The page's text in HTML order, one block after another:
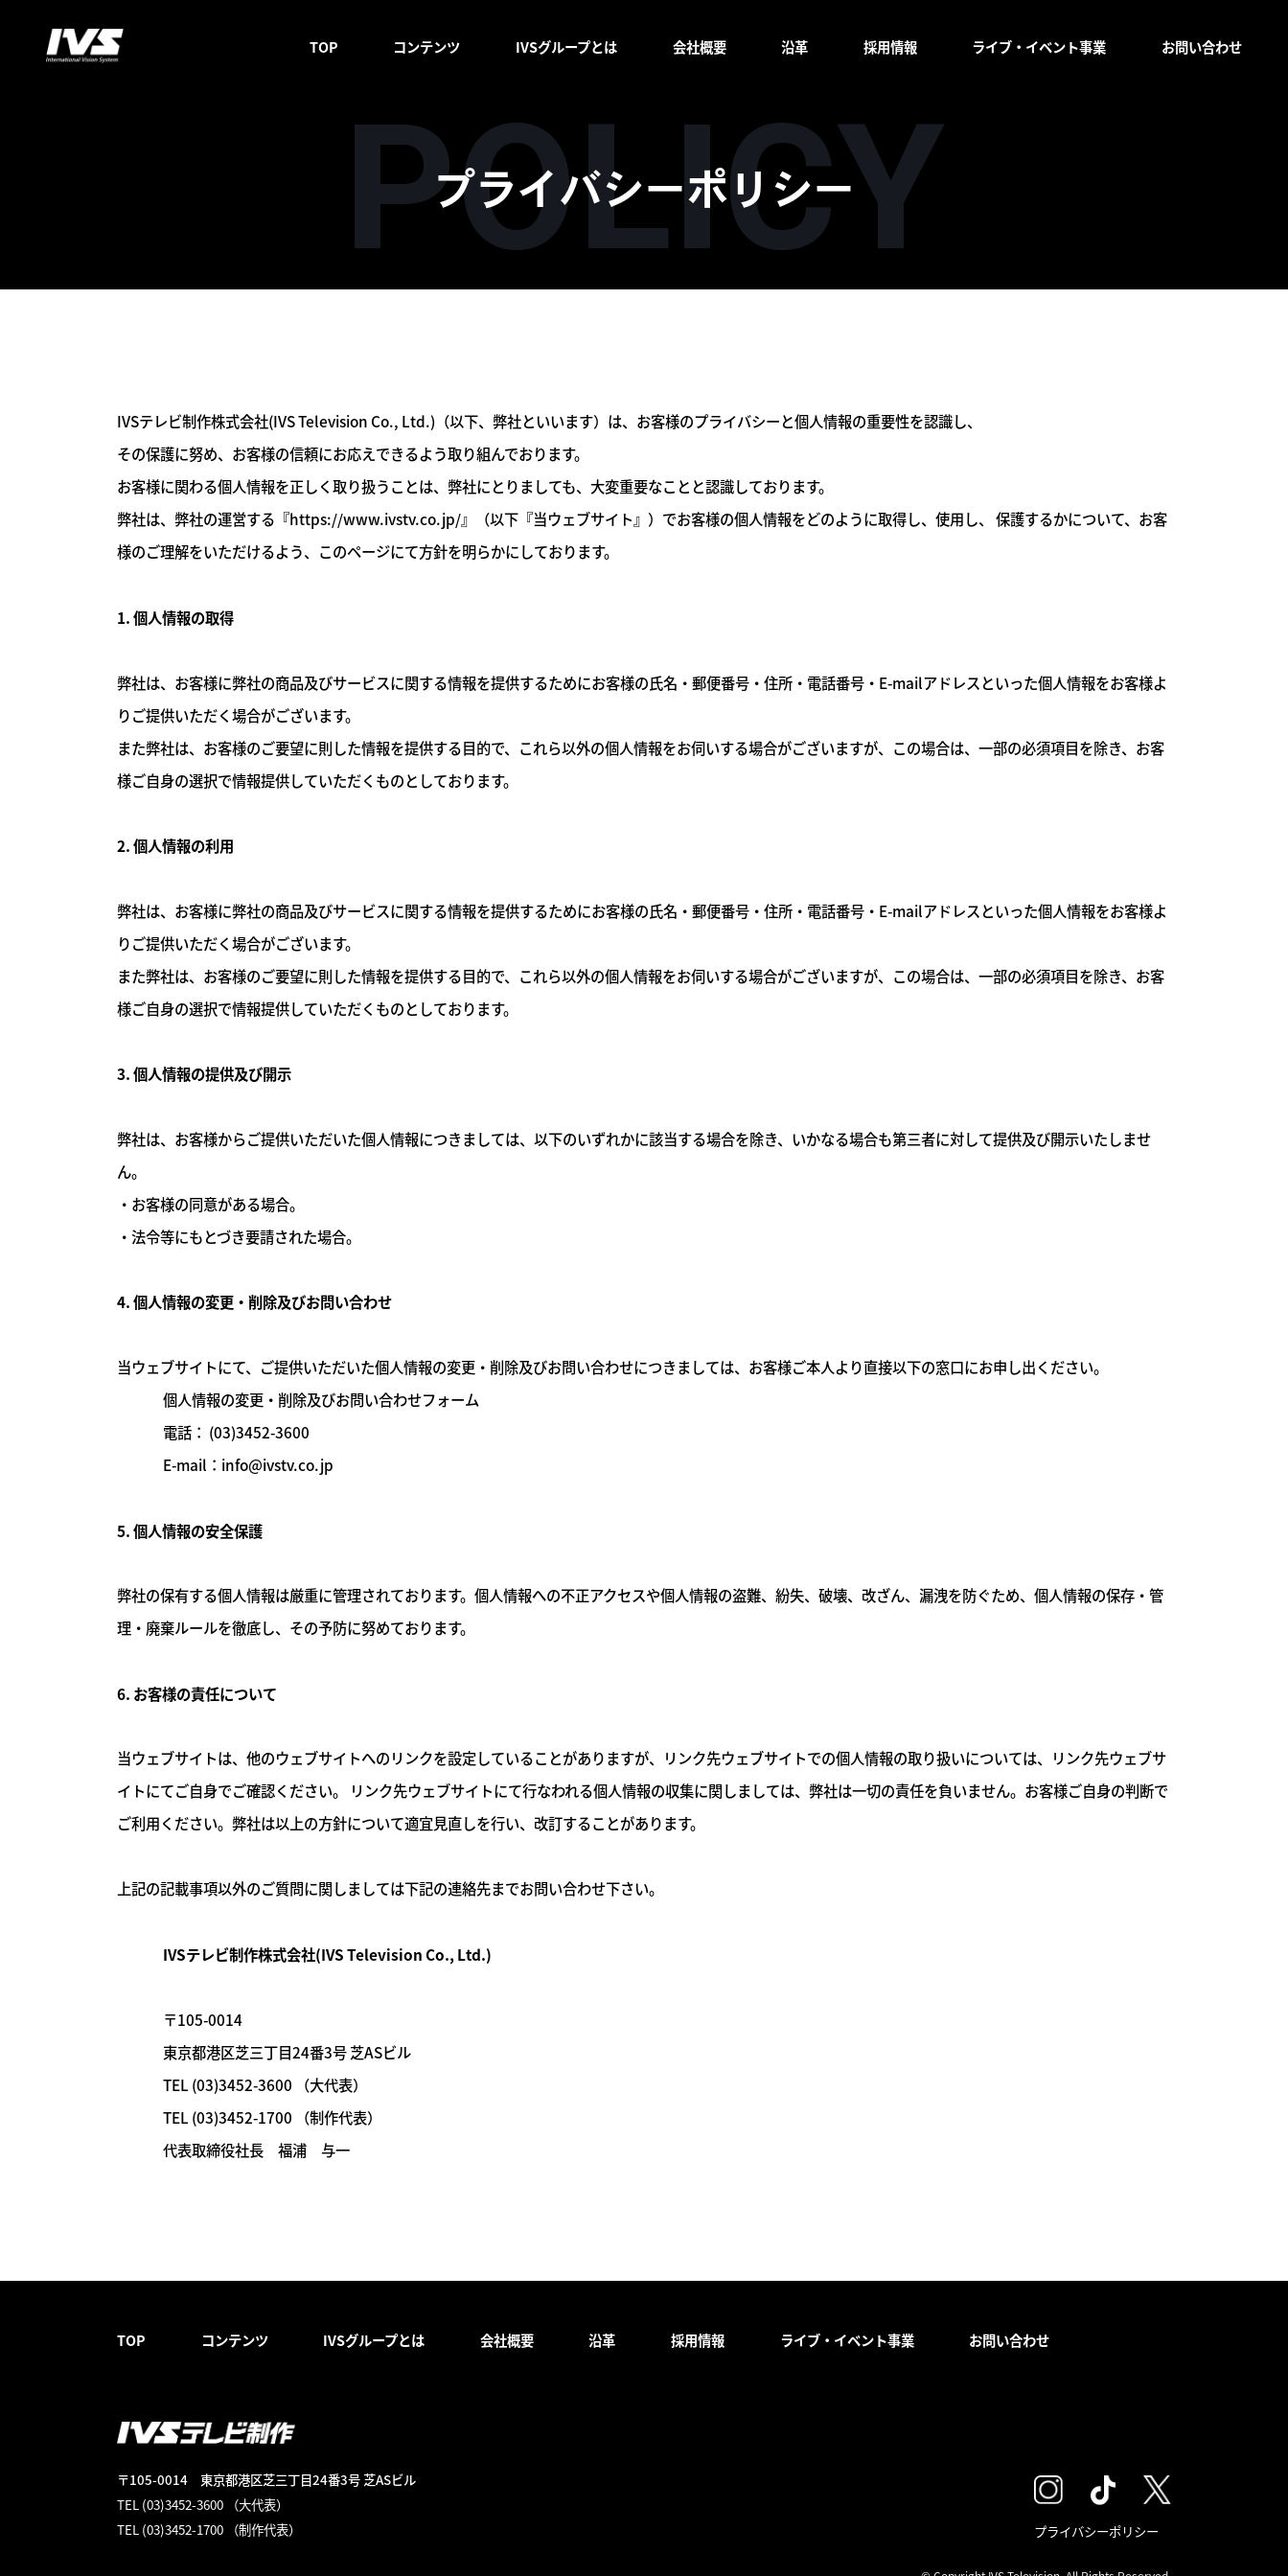
TOP コンテンツ IVSグループとは 会社概要 沿革 採用情報 ライブ・イベント事業 お問い合わせ
プライバシーポリシー
IVSテレビ制作株式会社(IVS Television Co., Ltd.)（以下、弊社といいます）は、お客様のプライバシーと個人情報の重要性を認識し、
その保護に努め、お客様の信頼にお応えできるよう取り組んでおります。
お客様に関わる個人情報を正しく取り扱うことは、弊社にとりましても、大変重要なことと認識しております。
弊社は、弊社の運営する 『https://www.ivstv.co.jp/』
（以下『当ウェブサイト』）でお客様の個人情報をどのように取得し、使用し、 保護するかについて、お客
様のご理解をいただけるよう、このページにて方針を明らかにしております。
1. 個人情報の取得
弊社は、お客様に弊社の商品及びサービスに関する情報を提供するためにお客様の氏名・郵便番号・住所・電話番号・E-mailアドレスといった個人情報をお客様よ
りご提供いただく場合がございます。
また弊社は、お客様のご要望に則した情報を提供する目的で、これら以外の個人情報をお伺いする場合がございますが、この場合は、一部の必須項目を除き、お客
様ご自身の選択で情報提供していただくものとしております。
2. 個人情報の利用
弊社は、お客様に弊社の商品及びサービスに関する情報を提供するためにお客様の氏名・郵便番号・住所・電話番号・E-mailアドレスといった個人情報をお客様よ
りご提供いただく場合がございます。
また弊社は、お客様のご要望に則した情報を提供する目的で、これら以外の個人情報をお伺いする場合がございますが、この場合は、一部の必須項目を除き、お客
様ご自身の選択で情報提供していただくものとしております。
3. 個人情報の提供及び開示
弊社は、お客様からご提供いただいた個人情報につきましては、以下のいずれかに該当する場合を除き、いかなる場合も第三者に対して提供及び開示いたしませ
ん。
・お客様の同意がある場合。
・法令等にもとづき要請された場合。
4. 個人情報の変更・削除及びお問い合わせ
当ウェブサイトにて、ご提供いただいた個人情報の変更・削除及びお問い合わせにつきましては、お客様ご本人より直接以下の窓口にお申し出ください。
個人情報の変更・削除及びお問い合わせフォーム
電話： (03)3452-3600
E-mail：info@ivstv.co.jp
5. 個人情報の安全保護
弊社の保有する個人情報は厳重に管理されております。個人情報への不正アクセスや個人情報の盗難、紛失、破壊、改ざん、漏洩を防ぐため、個人情報の保存・管
理・廃棄ルールを徹底し、その予防に努めております。
6. お客様の責任について
当ウェブサイトは、他のウェブサイトへのリンクを設定していることがありますが、リンク先ウェブサイトでの個人情報の取り扱いについては、リンク先ウェブサ
イトにてご自身でご確認ください。 リンク先ウェブサイトにて行なわれる個人情報の収集に関しましては、弊社は一切の責任を負いません。お客様ご自身の判断で
ご利用ください。弊社は以上の方針について適宜見直しを行い、改訂することがあります。
上記の記載事項以外のご質問に関しましては下記の連絡先までお問い合わせ下さい。
IVSテレビ制作株式会社(IVS Television Co., Ltd.)
〒105-0014
東京都港区芝三丁目24番3号 芝ASビル
TEL (03)3452-3600 （大代表）
TEL (03)3452-1700 （制作代表）
代表取締役社長 福浦 与一
TOP コンテンツ IVSグループとは 会社概要 沿革 採用情報 ライブ・イベント事業 お問い合わせ
〒105-0014 東京都港区芝三丁目24番3号 芝ASビル
TEL (03)3452-3600 （大代表）
TEL (03)3452-1700 （制作代表）
プライバシーポリシー